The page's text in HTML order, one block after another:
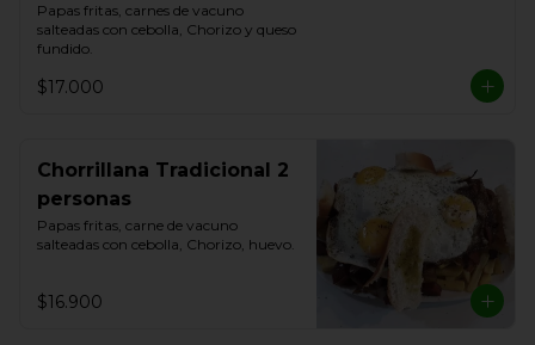
Papas fritas, carnes de vacuno
salteadas con cebolla, Chorizo y queso
fundido.
$17.000
Chorrillana Tradicional 2
personas
Papas fritas, carne de vacuno
salteadas con cebolla, Chorizo, huevo.
$16.900